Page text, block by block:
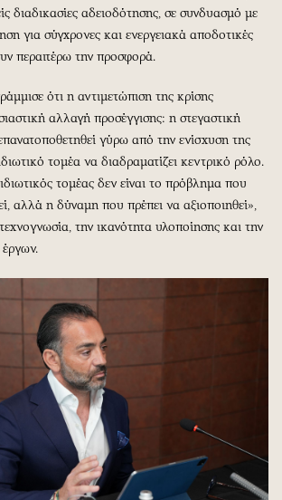
διαδικασίες αδειοδότησης, σε συνδυασμό με
για σύγχρονες και ενεργειακά αποδοτικές
περαιτέρω την προσφορά.
ότι η αντιμετώπιση της κρίσης
αλλαγή προσέγγισης: η στεγαστική
γύρω από την ενίσχυση της
τομέα να διαδραματίζει κεντρικό ρόλο.
τομέας δεν είναι το πρόβλημα που
αλλά η δύναμη που πρέπει να αξιοποιηθεί»,
την ικανότητα υλοποίησης και την
έργων.